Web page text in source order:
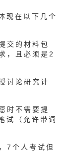
在以下几个
交的材料包
，且必须是2
讨论研究计
时不需要提
试（允许带词
个人考试但